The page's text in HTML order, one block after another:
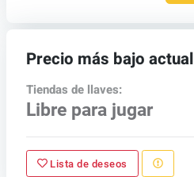
Precio más bajo actual
Tiendas de llaves:
Libre para jugar
Lista de deseos